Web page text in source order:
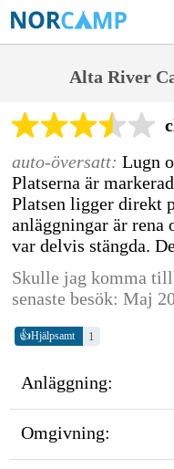
Alta River
auto-översatt: Lugn
Platserna är
Platsen ligger direkt
anläggningar är
var delvis stängda.
Skulle jag komma
senaste besök: Maj
👍Hjälpsamt 1
Anläggning:
Omgivning: